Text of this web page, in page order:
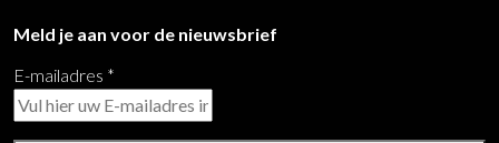
Meld je aan voor de nieuwsbrief
E-mailadres *